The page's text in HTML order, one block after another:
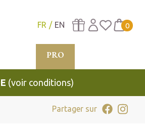
FR EN 0
PRO
(voir conditions)
Partager sur